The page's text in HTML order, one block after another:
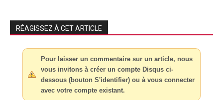
RÉAGISSEZ À CET ARTICLE
Pour laisser un commentaire sur un article, nous
vous invitons à créer un compte Disqus ci-
dessous (bouton S'identifier) ou à vous connecter
avec votre compte existant.